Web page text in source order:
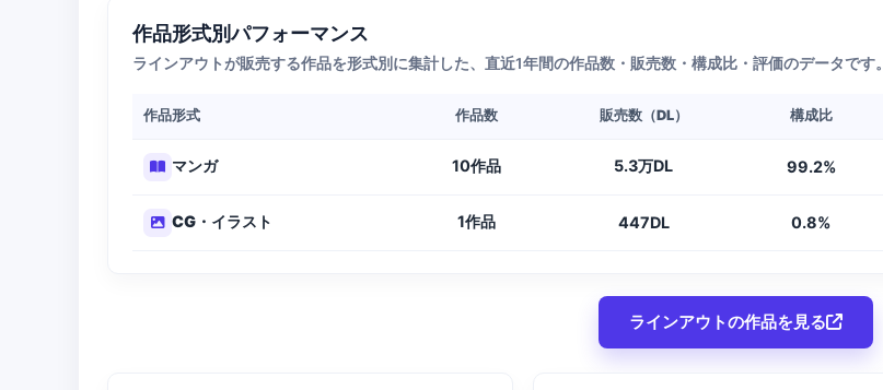
作品形式別パフォーマンス
ラインアウトが販売する作品を形式別に集計した、直近1年間の作品数・販売数・構成比・評価のデータです。
作品形式 作品数 販売数（DL） 構成比
マンガ 10作品 5.3万DL 99.2%
CG・イラスト 1作品 447DL 0.8%
ラインアウトの作品を見る